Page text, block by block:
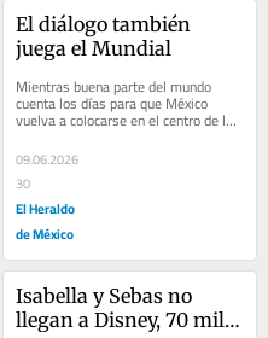
El diálogo también
juega el Mundial
Mientras buena parte del mundo
cuenta los días para que México
vuelva a colocarse en el centro de la
Mundo, el...
09.06.2026
30
El Heraldo
de México
Isabella y Sebas no
llegan a Disney, 70 mil